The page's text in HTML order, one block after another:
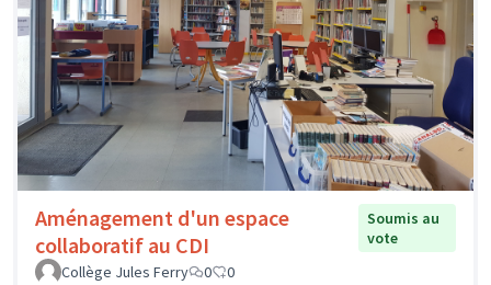
Aménagement d'un espace
collaboratif au CDI
Soumis au
vote
Collège Jules Ferry
0 0